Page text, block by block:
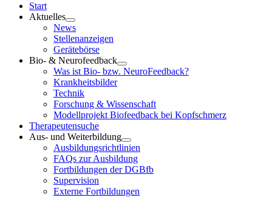
Start
Aktuelles
News
Stellenanzeigen
Gerätebörse
Bio- & Neurofeedback
Was ist Bio- bzw. NeuroFeedback?
Krankheitsbilder
Technik
Forschung & Wissenschaft
Modellprojekt Biofeedback bei Kopfschmerz
Therapeutensuche
Aus- und Weiterbildung
Ausbildungsrichtlinien
FAQs zur Ausbildung
Fortbildungen der DGBfb
Supervision
Externe Fortbildungen